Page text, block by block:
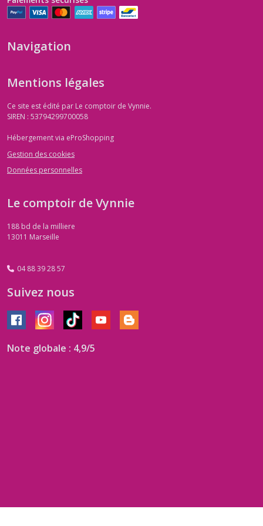
Navigation
Mentions légales
Ce site est édité par Le comptoir de Vynnie.
SIREN : 53794299700058
Hébergement via eProShopping
Gestion des cookies
Données personnelles
Le comptoir de Vynnie
188 bd de la milliere
13011 Marseille
04 88 39 28 57
Suivez nous
Note globale : 4,9/5